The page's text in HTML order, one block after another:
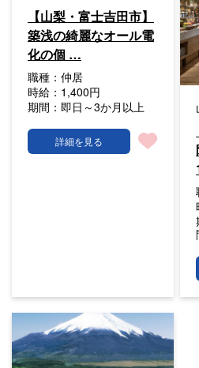
【山梨・富士吉田市】
築浅の綺麗なオール電
化の個 …
職種： 仲居
時給： 1,400円
期間： 即日～3か月以上
詳細を見る